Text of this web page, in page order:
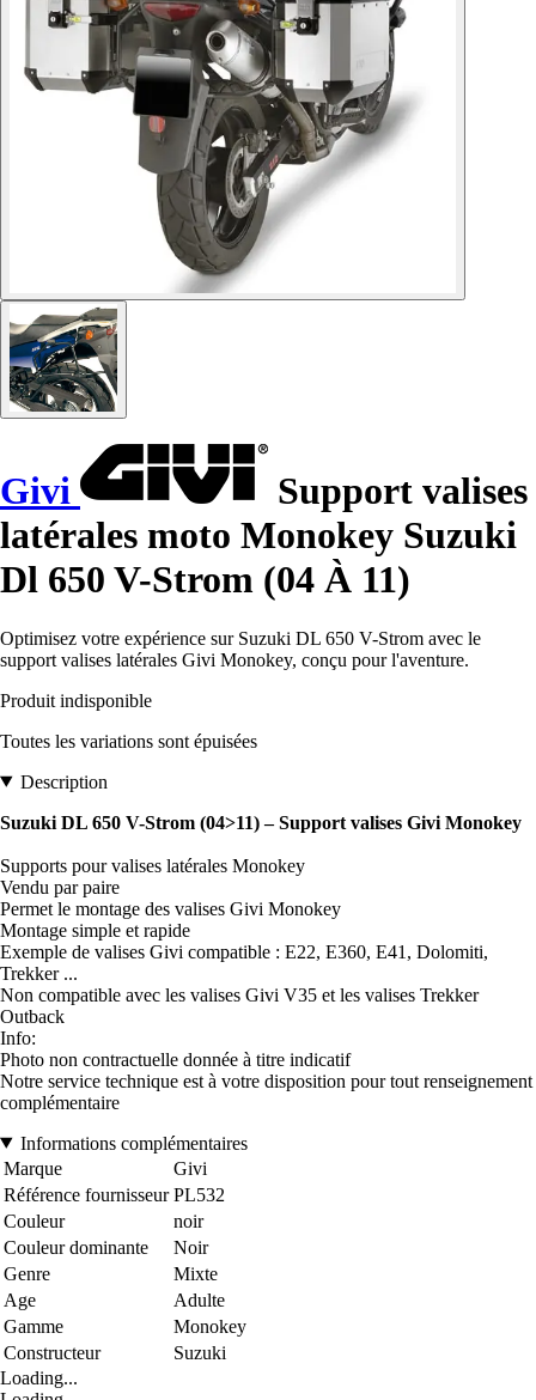
Givi
Support valises
latérales moto Monokey Suzuki
Dl 650 V-Strom (04 À 11)
Optimisez votre expérience sur Suzuki DL 650 V-Strom avec le
support valises latérales Givi Monokey, conçu pour l'aventure.
Produit indisponible
Toutes les variations sont épuisées
Description
Suzuki DL 650 V-Strom (04>11) – Support valises Givi Monokey
Supports pour valises latérales Monokey
Vendu par paire
Permet le montage des valises Givi Monokey
Montage simple et rapide
Exemple de valises Givi compatible : E22, E360, E41, Dolomiti,
Trekker ...
Non compatible avec les valises Givi V35 et les valises Trekker
Outback
Info:
Photo non contractuelle donnée à titre indicatif
Notre service technique est à votre disposition pour tout renseignement
complémentaire
Informations complémentaires
Marque
Givi
Référence fournisseur PL532
Couleur
noir
Couleur dominante
Noir
Genre
Mixte
Age
Adulte
Gamme
Monokey
Constructeur
Suzuki
Loading...